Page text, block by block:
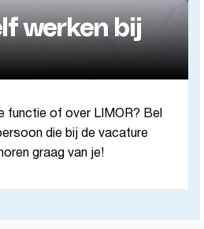
werken bij
functie of over LIMOR? Bel
die bij de vacature
graag van je!